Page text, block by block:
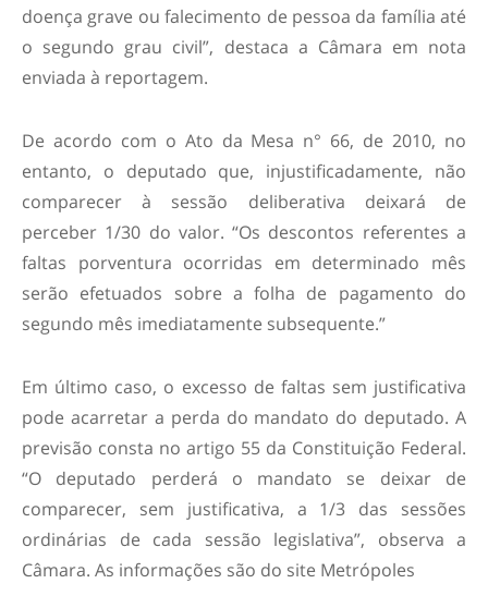
doença grave ou falecimento de pessoa da família até
o segundo grau civil”, destaca a Câmara em nota
enviada à reportagem.
De acordo com o Ato da Mesa n° 66, de 2010, no
entanto, o deputado que, injustificadamente, não
comparecer à sessão deliberativa deixará de
perceber 1/30 do valor. “Os descontos referentes a
faltas porventura ocorridas em determinado mês
serão efetuados sobre a folha de pagamento do
segundo mês imediatamente subsequente.”
Em último caso, o excesso de faltas sem justificativa
pode acarretar a perda do mandato do deputado. A
previsão consta no artigo 55 da Constituição Federal.
“O deputado perderá o mandato se deixar de
comparecer, sem justificativa, a 1/3 das sessões
ordinárias de cada sessão legislativa”, observa a
Câmara. As informações são do site Metrópoles